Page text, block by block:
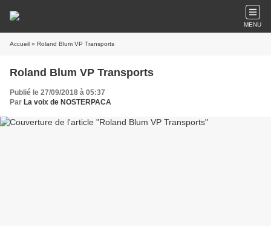
MENU
Accueil » Roland Blum VP Transports
Roland Blum VP Transports
Publié le 27/09/2018 à 05:37
Par La voix de NOSTERPACA